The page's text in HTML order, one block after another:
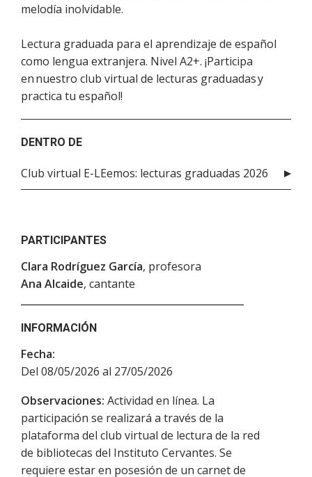
melodía inolvidable.
Lectura graduada para el aprendizaje de español
como lengua extranjera. Nivel A2+. ¡Participa
en nuestro club virtual de lecturas graduadas y
practica tu español!
DENTRO DE
Club virtual E-LEemos: lecturas graduadas 2026
PARTICIPANTES
Clara Rodríguez García, profesora
Ana Alcaide, cantante
INFORMACIÓN
Fecha:
Del 08/05/2026 al 27/05/2026
Observaciones: Actividad en línea. La
participación se realizará a través de la
plataforma del club virtual de lectura de la red
de bibliotecas del Instituto Cervantes. Se
requiere estar en posesión de un carnet de